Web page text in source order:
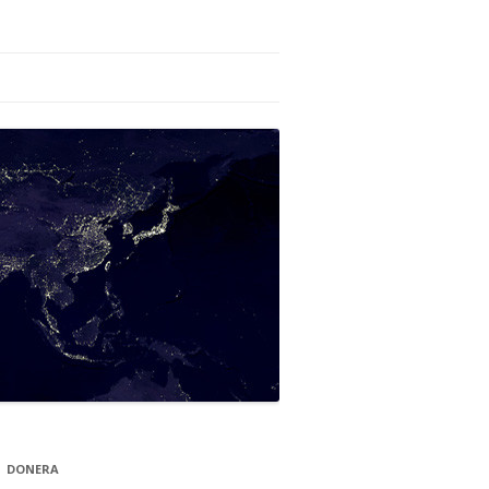
DONERA